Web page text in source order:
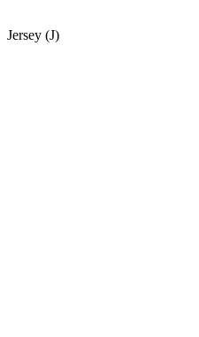
Jersey (J)